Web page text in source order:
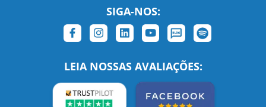
LEIA NOSSAS AVALIAÇÕES: